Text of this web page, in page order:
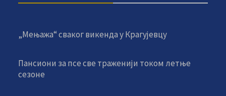
„Мењажа“ сваког викенда у Крагујевцу
Пансиони за псе све траженији током летње
сезоне